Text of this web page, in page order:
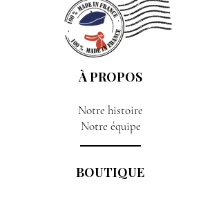
À PROPOS
Notre histoire
Notre équipe
BOUTIQUE